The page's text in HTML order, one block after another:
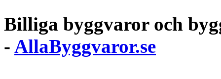
Billiga byggvaror och
- AllaByggvaror.se